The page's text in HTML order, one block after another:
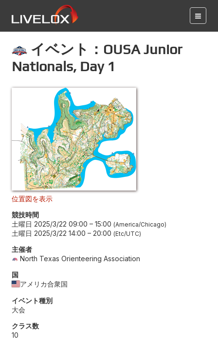
イベント：OUSA Junior
Nationals, Day 1
位置図を表示
競技時間
土曜日 2025/3/22 09:00 – 15:00 America/Chicago
土曜日 2025/3/22 14:00 – 20:00 Etc/UTC
主催者
North Texas Orienteering Association
国
アメリカ合衆国
イベント種別
大会
クラス数
10